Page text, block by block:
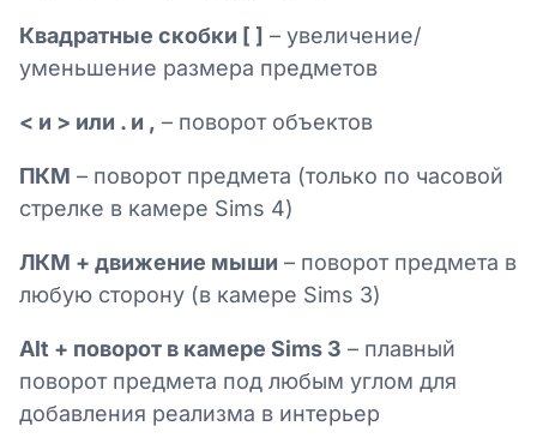
Квадратные скобки [ ] – увеличение/
уменьшение размера предметов
< и > или . и , – поворот объектов
ПКМ – поворот предмета (только по часовой
стрелке в камере Sims 4)
ЛКМ + движение мыши – поворот предмета в
любую сторону (в камере Sims 3)
Alt + поворот в камере Sims 3 – плавный
поворот предмета под любым углом для
добавления реализма в интерьер